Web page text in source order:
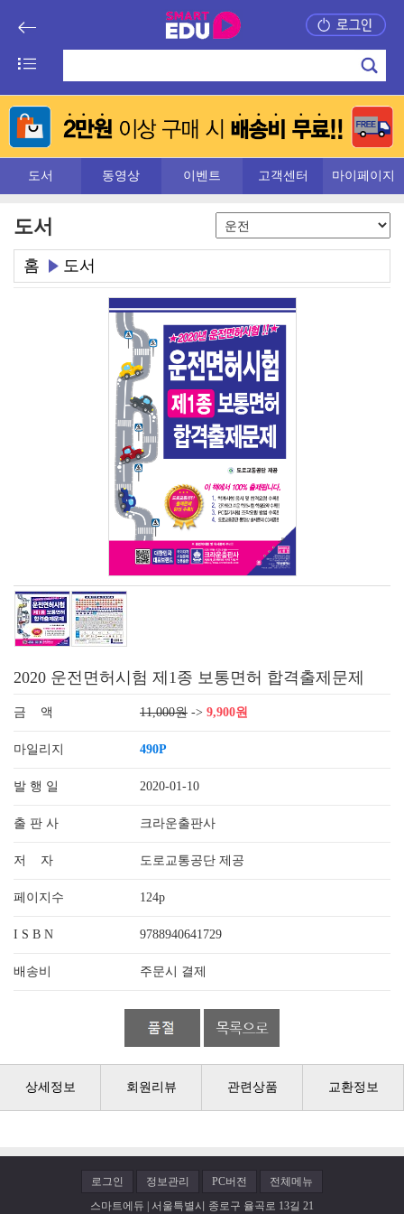
도서 동영상 이벤트 고객센터 마이페이지
도서
홈 도서
2020 운전면허시험 제1종 보통면허 합격출제문제
금 액 11,000원 -> 9,900원
마일리지 490P
발 행 일 2020-01-10
출 판 사 크라운출판사
저 자 도로교통공단 제공
페이지수 124p
I S B N 9788940641729
배송비 주문시 결제
상세정보 회원리뷰 관련상품 교환정보
로그인 정보관리 PC버전
전체메뉴
스마트에듀 | 서울특별시 종로구 율곡로 13길 21